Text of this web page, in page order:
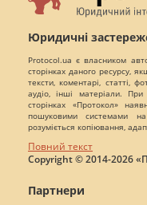
Юридичні
Protocol.ua є власником
сторінках даного ресурсу,
тексти, коментарі, статті,
аудіо, інші матеріали.
сторінках «Протокол»
пошуковими системами
розуміється копіювання,
Повний текст
Copyright © 2014-2026
Партнери